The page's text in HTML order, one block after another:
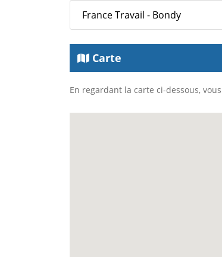
France Travail - Bondy
Carte
En regardant la carte ci-dessous,